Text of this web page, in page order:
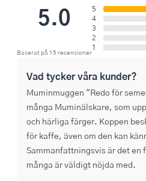
5.0
Baserat på 15 recensioner
5
4
3
2
1
Vad tycker våra kunder?
Muminmuggen "Redo för
många Muminälskare, som
och härliga färger. Koppen
för kaffe, även om den kan
Sammanfattningsvis är det en
många är väldigt nöjda med.